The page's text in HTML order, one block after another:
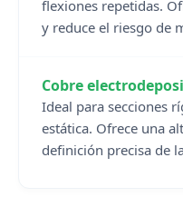
flexiones repetidas.
y reduce el riesgo de
Cobre
Ideal para secciones
estática. Ofrece una
definición precisa de